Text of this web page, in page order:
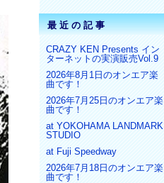
最近の記事
CRAZY KEN Presents イン
ターネットの実演販売Vol.9
2026年8月1日のオンエア楽
曲です！
2026年7月25日のオンエア楽
曲です！
at YOKOHAMA LANDMARK
STUDIO
at Fuji Speedway
2026年7月18日のオンエア楽
曲です！